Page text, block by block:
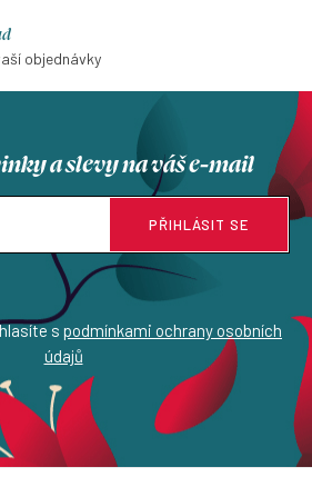
objednávky
a slevy na váš e-mail
s podmínkami ochrany osobních
údajů
PŘIHLÁSIT SE